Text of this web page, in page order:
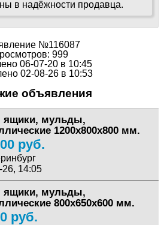
в надёжности продавца.
№116087
999
06-07-20 в 10:45
02-08-26 в 10:53
объявления
ящики, мульды,
1200х800х800 мм.
руб.
26, 14:05
ящики, мульды,
800х650х600 мм.
руб.